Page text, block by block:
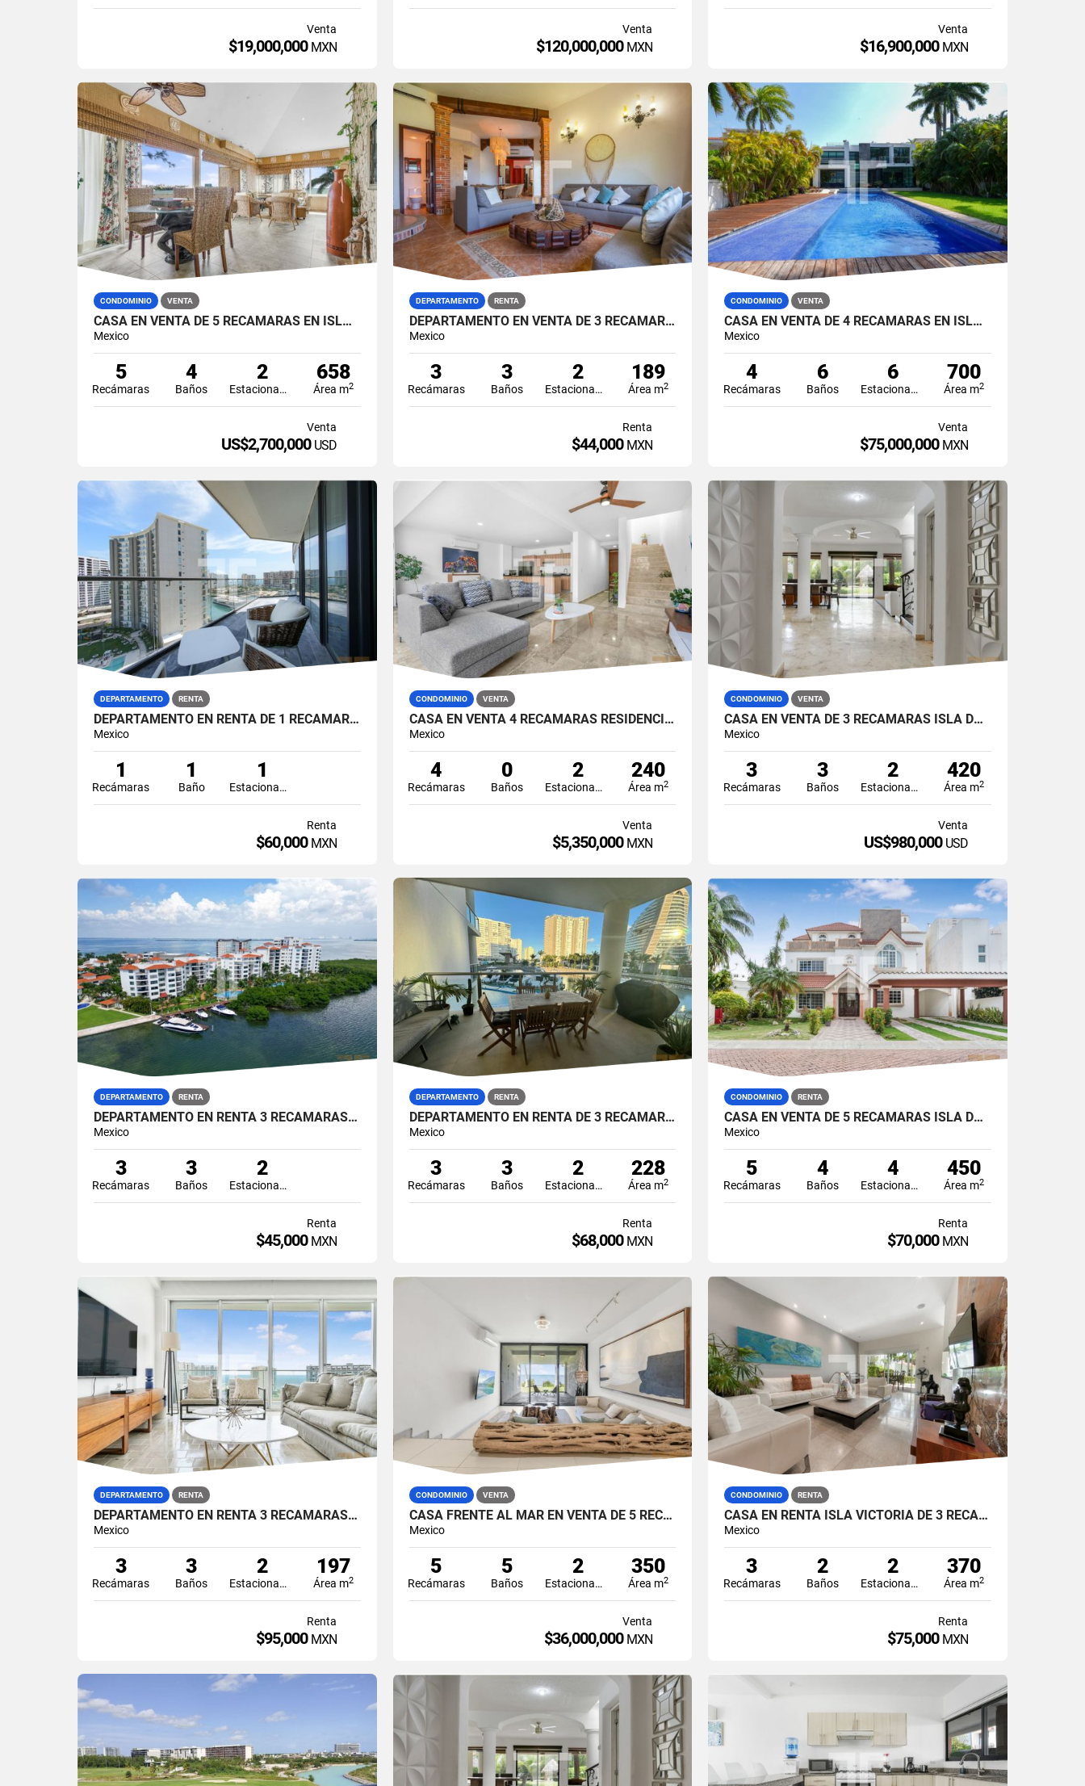
Venta
$19,000,000 MXN
Venta
$120,000,000 MXN
Venta
$16,900,000 MXN
CONDOMINIO VENTA
CASA EN VENTA DE 5 RECÁMARAS EN ISLA DORADA ZONA HOTELERA CANCÚN
Mexico
5
Recámaras
4
Baños
2
Estacionamiento
658
Área m2
Venta
US$2,700,000 USD
DEPARTAMENTO RENTA
DEPARTAMENTO EN VENTA DE 3 RECÁMARAS EN ISLA DORADA ZONA HOTELERA CANCÚN
Mexico
3
Recámaras
3
Baños
2
Estacionamiento
189
Área m2
Renta
$44,000 MXN
CONDOMINIO VENTA
CASA EN VENTA DE 4 RECÁMARAS EN ISLA BONITA ZONA HOTELERA CANCÚN
Mexico
4
Recámaras
6
Baños
6
Estacionamiento
700
Área m2
Venta
$75,000,000 MXN
DEPARTAMENTO RENTA
DEPARTAMENTO EN RENTA DE 1 RECAMARA EN SHARK PUERTO CANCUN
Mexico
1
Recámaras
1
Baño
1
Estacionamiento
Renta
$60,000 MXN
CONDOMINIO VENTA
CASA EN VENTA 4 RECÁMARAS RESIDENCIAL AQUA CANCÚN
Mexico
4
Recámaras
0
Baños
2
Estacionamiento
240
Área m2
Venta
$5,350,000 MXN
CONDOMINIO VENTA
CASA EN VENTA DE 3 RECÁMARAS ISLA DORADA ZONA HOTELERA CANCÚN
Mexico
3
Recámaras
3
Baños
2
Estacionamiento
420
Área m2
Venta
US$980,000 USD
DEPARTAMENTO RENTA
DEPARTAMENTO EN RENTA 3 RECÁMARAS ISLA DORADA ZONA HOTELERA CANCÚN
Mexico
3
Recámaras
3
Baños
2
Estacionamiento
Renta
$45,000 MXN
DEPARTAMENTO RENTA
DEPARTAMENTO EN RENTA DE 3 RECAMARAS AMUEBLADO EN MAIORIS TOWERS PUERTO CANCUN
Mexico
3
Recámaras
3
Baños
2
Estacionamiento
228
Área m2
Renta
$68,000 MXN
CONDOMINIO RENTA
CASA EN VENTA DE 5 RECÁMARAS ISLA DORADA ZONA HOTELERA CANCÚN
Mexico
5
Recámaras
4
Baños
4
Estacionamiento
450
Área m2
Renta
$70,000 MXN
DEPARTAMENTO RENTA
DEPARTAMENTO EN RENTA 3 RECÁMARAS ARIA ZONA HOTELERA PUERTO CANCÚN
Mexico
3
Recámaras
3
Baños
2
Estacionamiento
197
Área m2
Renta
$95,000 MXN
CONDOMINIO VENTA
CASA FRENTE AL MAR EN VENTA DE 5 RECAMARAS AMUEBLADO EN ZONA HOTELERA CANCUN
Mexico
5
Recámaras
5
Baños
2
Estacionamiento
350
Área m2
Venta
$36,000,000 MXN
CONDOMINIO RENTA
CASA EN RENTA ISLA VICTORIA DE 3 RECÁMARAS EN ISLA DORADA ZONA HOTELERA CANCÚN
Mexico
3
Recámaras
2
Baños
2
Estacionamiento
370
Área m2
Renta
$75,000 MXN